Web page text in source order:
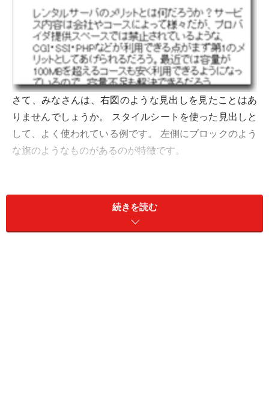
さて、みなさんは、右図のような見出しを見たことはあ
りませんでしょうか。 スタイルシートを使った見出しと
して、よく使われている例です。 左側にブロックのよう
な旗のようなものがあるのが特徴です。
続きを読む